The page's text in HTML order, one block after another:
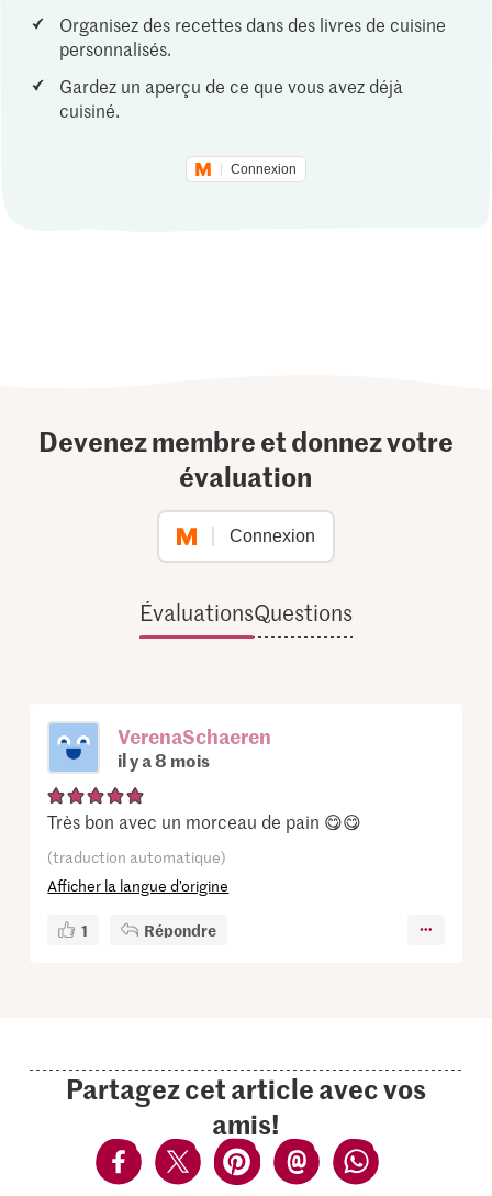
Organisez des recettes dans des livres de cuisine
personnalisés.
Gardez un aperçu de ce que vous avez déjà
cuisiné.
Connexion
Devenez membre et donnez votre
évaluation
Connexion
ÉvaluationsQuestions
VerenaSchaeren
il y a 8 mois
Très bon avec un morceau de pain 😋😋
(traduction automatique)
Afficher la langue d’origine
1 Répondre
Partagez cet article avec vos
amis!